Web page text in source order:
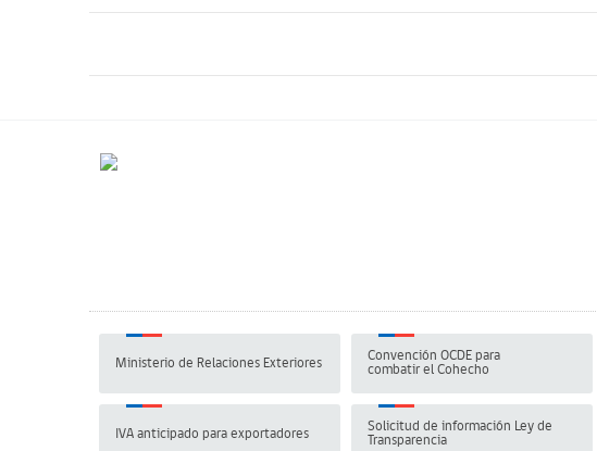
Ministerio de Relaciones Exteriores
Convención OCDE para
combatir el Cohecho
IVA anticipado para exportadores
Solicitud de información Ley de
Transparencia